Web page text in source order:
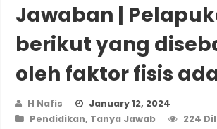
Jawaban |
berikut yang
oleh faktor fisis
H Nafis
January 12, 2024
Pendidikan, Tanya Jawab 224